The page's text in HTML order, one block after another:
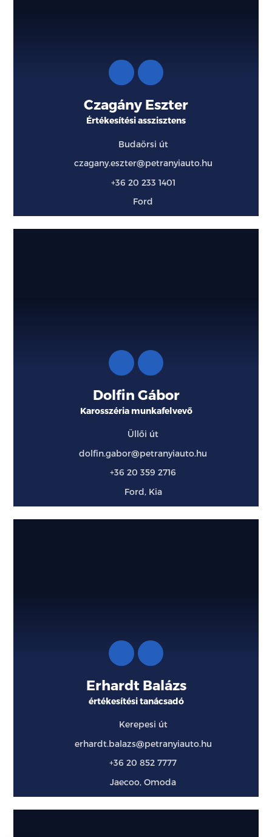
Czagány Eszter
Értékesítési asszisztens
Budaörsi út
czagany.eszter@petranyiauto.hu
+36 20 233 1401
Ford
Dolfin Gábor
Karosszéria munkafelvevő
Üllői út
dolfin.gabor@petranyiauto.hu
+36 20 359 2716
Ford, Kia
Erhardt Balázs
értékesítési tanácsadó
Kerepesi út
erhardt.balazs@petranyiauto.hu
+36 20 852 7777
Jaecoo, Omoda